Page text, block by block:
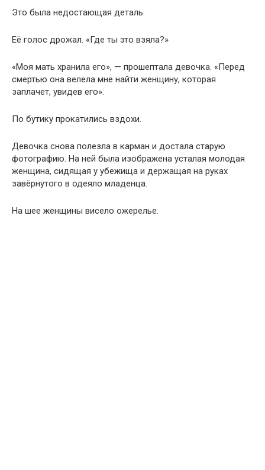
Это была недостающая деталь.
Её голос дрожал. «Где ты это взяла?»
«Моя мать хранила его», — прошептала девочка. «Перед
смертью она велела мне найти женщину, которая
заплачет, увидев его».
По бутику прокатились вздохи.
Девочка снова полезла в карман и достала старую
фотографию. На ней была изображена усталая молодая
женщина, сидящая у убежища и держащая на руках
завёрнутого в одеяло младенца.
На шее женщины висело ожерелье.